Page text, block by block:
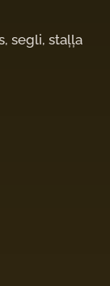
segli, staļļa